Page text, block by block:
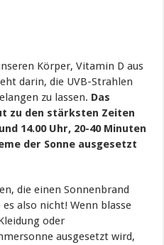
Körper, Vitamin D aus
darin, die UVB-Strahlen
zu lassen. Das
zu den stärksten Zeiten
14.00 Uhr, 20-40 Minuten
der Sonne ausgesetzt
die einen Sonnenbrand
also nicht! Wenn blasse
oder
ausgesetzt wird,